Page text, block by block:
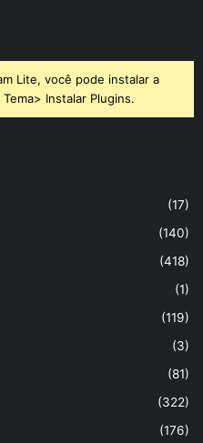
Lite, você pode instalar a
Instalar Plugins.
(17)
(140)
(418)
(1)
(119)
(3)
(81)
(322)
(176)